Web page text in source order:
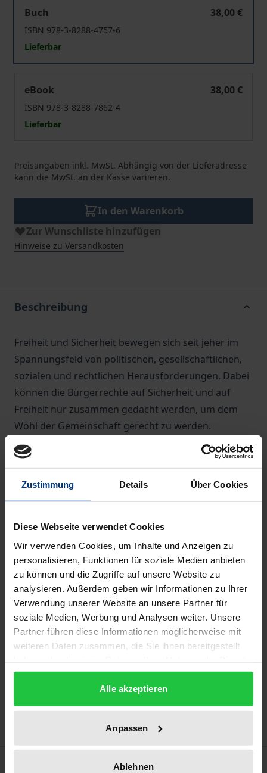
Zustimmung Details Über Cookies
Diese Webseite verwendet Cookies
Wir verwenden Cookies, um Inhalte und Anzeigen zu
personalisieren, Funktionen für soziale Medien anbieten
zu können und die Zugriffe auf unsere Website zu
analysieren. Außerdem geben wir Informationen zu Ihrer
Verwendung unserer Website an unsere Partner für
soziale Medien, Werbung und Analysen weiter. Unsere
Partner führen diese Informationen möglicherweise mit
weiteren Daten zusammen, die Sie ihnen bereitgestellt
gesammelt haben.
Alle akzeptieren
Anpassen
Ablehnen
Buch
38,00 €
ISBN 978-3-8288-4757-6
Lieferbar
eBook
38,00 €
ISBN 978-3-8288-7862-4
Lieferbar
Preisangaben inkl. MwSt. Abhängig von der Lieferadresse
kann die MwSt. an der Kasse variieren.
In den Warenkorb
Zur Wunschliste hinzufügen
Hinweise zu Versandkosten
Beschreibung
Freiheit und Sicherheit bewegen sich seit jeher im
Spannungsfeld von politischen, gesellschaftlichen,
sozialen und rechtlichen Herausforderungen. Dabei
können die Bürgerrechte auf Sicherheit und auf
Freiheit nur zusammen gedacht werden, um dem
Wohl der Gemeinschaft gerecht zu werden.
Auf der Suche nach einer Balance vereint dieser
Sammelband unterschiedliche Perspektiven auf die
garantiert und gestaltet werden kann. Hierbei
beleuchtet: Gesellschaftliche Hintergründe, aktuelle
Kriminalitätsphänomene sowie die Betrachtung
digitaler und urbaner Besonderheiten bilden
zusammen einen differenzierten Blick auf das
Thema Sicherheit.
Mit Beiträgen von
Burkhard Benecken, Wolfgang Bosbach, Harald
Holger Floeting, Markus Gabriel, Susanne Gaschke,
Rolf G. Heinze, Bodo Hombach, Petra Reski,
Johannes Rieckmann, Katharina Schulze, Patrick
Sensburg, Olaf Sundermeyer und Tim Stuchtey.
Bibliografische Angaben